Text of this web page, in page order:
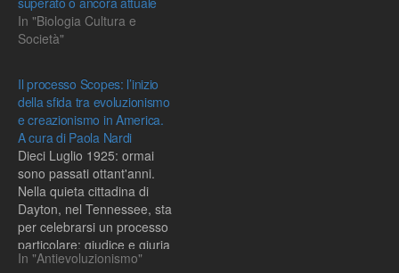
In "Biologia Cultura e
Società"
Il processo Scopes: l’inizio
della sfida tra evoluzionismo
e creazionismo in America.
A cura di Paola Nardi
Dieci Luglio 1925: ormai
sono passati ottant'anni.
Nella quieta cittadina di
Dayton, nel Tennessee, sta
per celebrarsi un processo
particolare: giudice e giuria
dovranno pronunciarsi nei
In "Antievoluzionismo"